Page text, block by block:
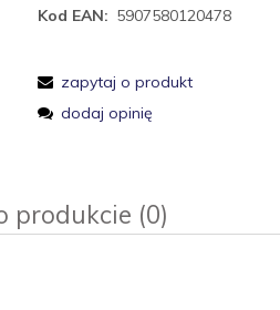
Kod EAN: 5907580120478
zapytaj o produkt
dodaj opinię
produkcie (0)